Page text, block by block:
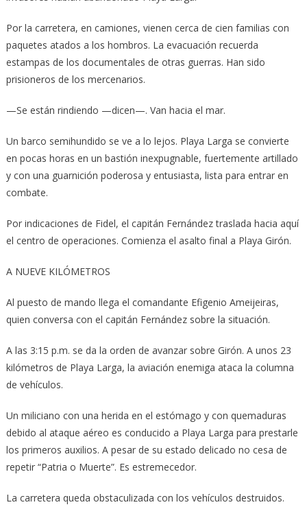
Por la carretera, en camiones, vienen cerca de cien familias con
paquetes atados a los hombros. La evacuación recuerda
estampas de los documentales de otras guerras. Han sido
prisioneros de los mercenarios.
—Se están rindiendo —dicen—. Van hacia el mar.
Un barco semihundido se ve a lo lejos. Playa Larga se convierte
en pocas horas en un bastión inexpugnable, fuertemente artillado
y con una guarnición poderosa y entusiasta, lista para entrar en
combate.
Por indicaciones de Fidel, el capitán Fernández traslada hacia aquí
el centro de operaciones. Comienza el asalto final a Playa Girón.
A NUEVE KILÓMETROS
Al puesto de mando llega el comandante Efigenio Ameijeiras,
quien conversa con el capitán Fernández sobre la situación.
A las 3:15 p.m. se da la orden de avanzar sobre Girón. A unos 23
kilómetros de Playa Larga, la aviación enemiga ataca la columna
de vehículos.
Un miliciano con una herida en el estómago y con quemaduras
debido al ataque aéreo es conducido a Playa Larga para prestarle
los primeros auxilios. A pesar de su estado delicado no cesa de
repetir “Patria o Muerte”. Es estremecedor.
La carretera queda obstaculizada con los vehículos destruidos.